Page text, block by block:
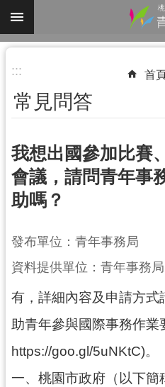
跳到主要內容區塊
進
搜
尋
認
識
們
業
資
訊
訊
公
::: 首
常見問答
我想出國參加比賽
會議，請問青年事
助嗎？
發布單位：青年事務局
資料提供單位：青年事務局
有，詳細內容及申請方式
助青年參與國際事務作業
https://goo.gl/5uNKtC)。
一、桃園市政府（以下簡